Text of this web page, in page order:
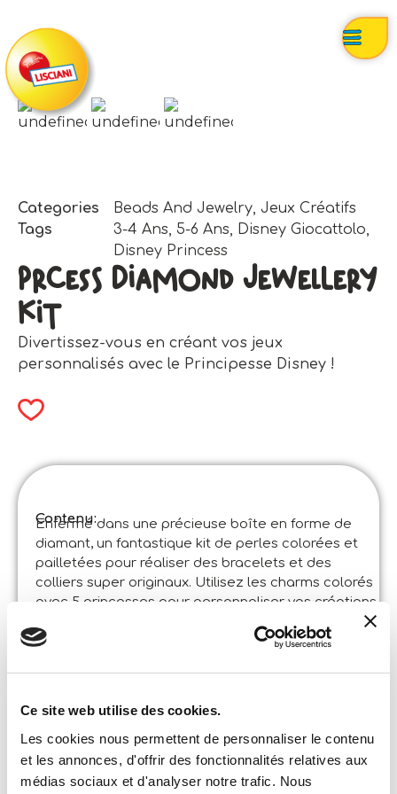
Ce site web utilise des cookies.
Les cookies nous permettent de personnaliser le contenu
et les annonces, d'offrir des fonctionnalités relatives aux
médias sociaux et d'analyser notre trafic. Nous
Categories Beads And Jewelry, Jeux Créatifs
Tags
3-4 Ans, 5-6 Ans, Disney Giocattolo,
Disney Princess
Prcess Diamond Jewellery
Kit
Divertissez-vous en créant vos jeux
personnalisés avec le Principesse Disney !
Contenu:
Enfermé dans une précieuse boîte en forme de
diamant, un fantastique kit de perles colorées et
pailletées pour réaliser des bracelets et des
colliers super originaux. Utilisez les charms colorés
avec 5 princesses pour personnaliser vos créations
Code:
des usines certifiées.
Contenu et détails:
Perles colorées et lettrées – cordon et fermoir pour
bijoux – 5 charms personnalisés